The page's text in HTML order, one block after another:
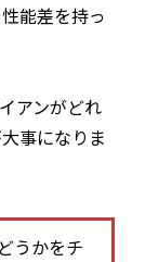
能差を持っ
アンがどれ
事になりま
うかをチ